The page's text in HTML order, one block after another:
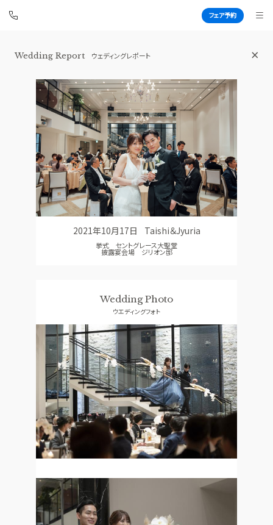
フェア予約
青山セントグレース大聖堂
TOP
トップ
BRIDAL FAIR
ブライダルフェア
FAIR CAMPAIGN
フェアキャンペーンのご案内
WEDDING REPORT
体験者レポート
PHOTO GALLERY
フォトギャラリー
PLAN
プラン
CEREMONY PARTY
披露宴会場
SMALL WEDDING ACCESS
GUEST
ご列席者の皆さまへ
QA
よくあるご質問
SUPPORT
お手伝い
資料請求 お問い合わせ フェア予約
Wedding Report ウェディングレポート
2021年10月17日 Taishi＆Jyuria
挙式 セントグレース大聖堂
披露宴会場 ジリオン邸
Wedding Photo
ウエディングフォト